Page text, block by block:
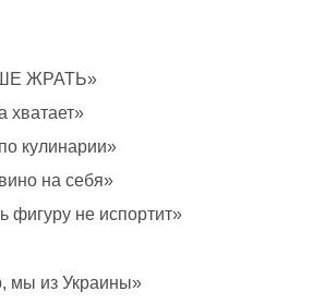
ЖРАТЬ»
хватает»
кулинарии»
на себя»
фигуру не испортит»
мы из Украины»